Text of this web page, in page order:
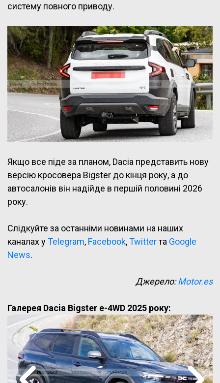
систему повного приводу.
Якщо все піде за планом, Dacia представить нову
версію кросовера Bigster до кінця року, а до
автосалонів він надійде в першій половині 2026
року.
Слідкуйте за останніми новинами на наших
каналах уTelegram, Facebook,Twitterта Google
News.
Джерело:Motor.es
Галерея Dacia Bigster e-4WD 2025 року: